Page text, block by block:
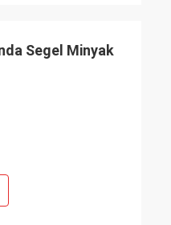
Segel Minyak